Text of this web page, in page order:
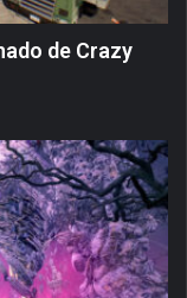
de Crazy